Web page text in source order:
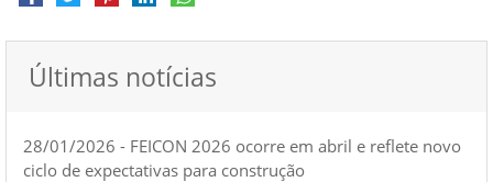
Últimas notícias
28/01/2026 - FEICON 2026 ocorre em abril e reflete novo
ciclo de expectativas para construção